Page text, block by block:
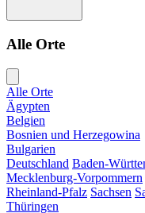
Alle Orte
Alle Orte
Ägypten
Belgien
Bosnien und Herzegowina
Bulgarien
Deutschland Baden-
Mecklenburg-Vorpommern
Rheinland-Pfalz Sachsen
Thüringen